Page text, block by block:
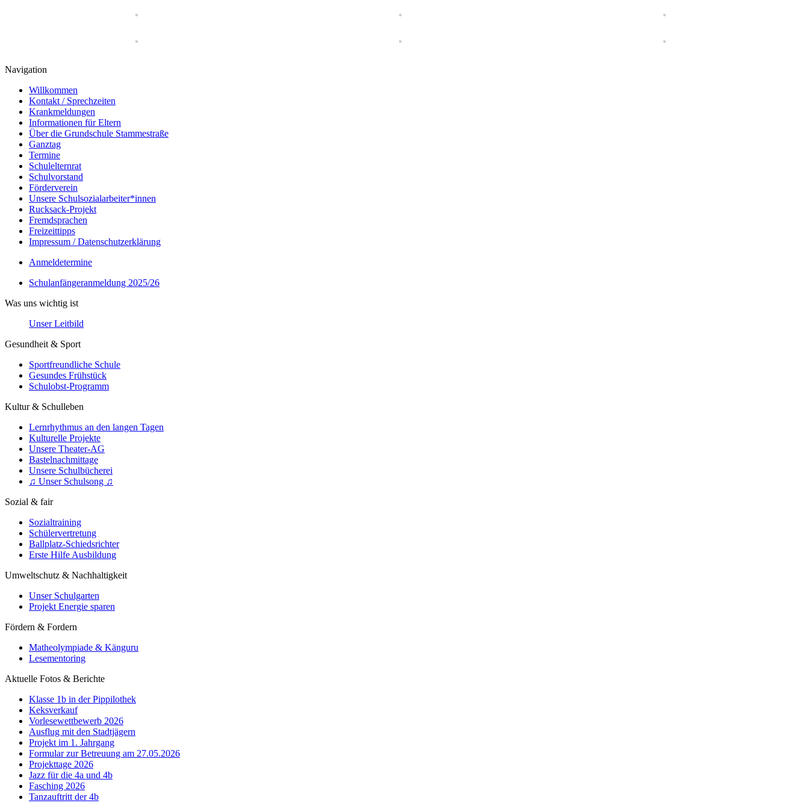
Navigation
Willkommen
Kontakt / Sprechzeiten
Krankmeldungen
Informationen für Eltern
Über die Grundschule Stammestraße
Ganztag
Termine
Schulelternrat
Schulvorstand
Förderverein
Unsere Schulsozialarbeiter*innen
Rucksack-Projekt
Fremdsprachen
Freizeittipps
Impressum / Datenschutzerklärung
Anmeldetermine
Schulanfängeranmeldung 2025/26
Was uns wichtig ist
Unser Leitbild
Gesundheit & Sport
Sportfreundliche Schule
Gesundes Frühstück
Schulobst-Programm
Kultur & Schulleben
Lernrhythmus an den langen Tagen
Kulturelle Projekte
Unsere Theater-AG
Bastelnachmittage
Unsere Schulbücherei
♫ Unser Schulsong ♫
Sozial & fair
Sozialtraining
Schülervertretung
Ballplatz-Schiedsrichter
Erste Hilfe Ausbildung
Umweltschutz & Nachhaltigkeit
Unser Schulgarten
Projekt Energie sparen
Fördern & Fordern
Matheolympiade & Känguru
Lesementoring
Aktuelle Fotos & Berichte
Klasse 1b in der Pippilothek
Keksverkauf
Vorlesewettbewerb 2026
Ausflug mit den Stadtjägern
Projekt im 1. Jahrgang
Formular zur Betreuung am 27.05.2026
Projekttage 2026
Jazz für die 4a und 4b
Fasching 2026
Tanzauftritt der 4b